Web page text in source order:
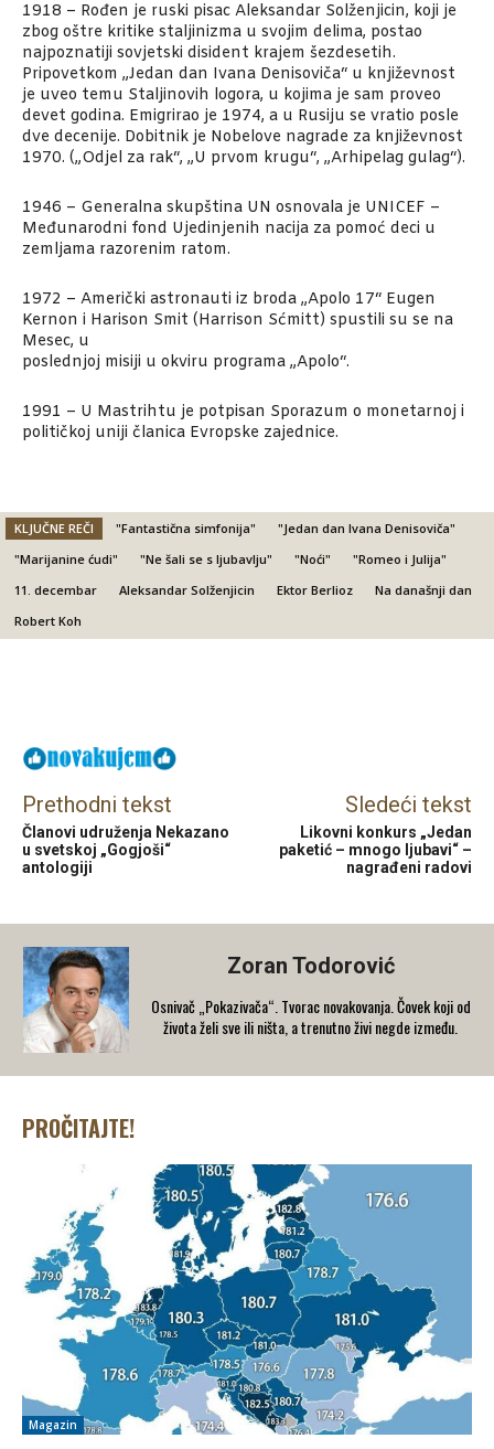
1918 – Rođen je ruski pisac Aleksandar Solženjicin, koji je
zbog oštre kritike staljinizma u svojim delima, postao
najpoznatiji sovjetski disident krajem šezdesetih.
Pripovetkom „Jedan dan Ivana Denisoviča“ u književnost
je uveo temu Staljinovih logora, u kojima je sam proveo
devet godina. Emigrirao je 1974, a u Rusiju se vratio posle
dve decenije. Dobitnik je Nobelove nagrade za književnost
1970. („Odjel za rak“, „U prvom krugu“, „Arhipelag gulag“).
1946 – Generalna skupština UN osnovala je UNICEF –
Međunarodni fond Ujedinjenih nacija za pomoć deci u
zemljama razorenim ratom.
1972 – Američki astronauti iz broda „Apolo 17“ Eugen
Kernon i Harison Smit (Harrison Sćmitt) spustili su se na
Mesec, u
poslednjoj misiji u okviru programa „Apolo“.
1991 – U Mastrihtu je potpisan Sporazum o monetarnoj i
političkoj uniji članica Evropske zajednice.
KLJUČNE REČI "Fantastična simfonija"
"Jedan dan Ivana Denisoviča"
"Marijanine ćudi"
"Ne šali se s ljubavlju" "Noći"
"Romeo i Julija"
11. decembar
Aleksandar Solženjicin Ektor Berlioz
Na današnji dan
Robert Koh
Prethodni tekst
Članovi udruženja Nekazano
u svetskoj „Gogjoši“
antologiji
Sledeći tekst
Likovni konkurs „Jedan
paketić – mnogo ljubavi“ –
nagrađeni radovi
Zoran Todorović
Osnivač „Pokazivača“. Tvorac novakovanja. Čovek koji od
života želi sve ili ništa, a trenutno živi negde između.
PROČITAJTE!
Magazin